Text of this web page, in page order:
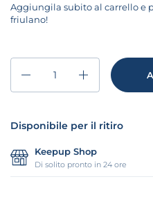
Aggiungila subito al carrello e
friulano!
Disponibile per il ritiro
Keepup Shop
Di solito pronto in 24 ore